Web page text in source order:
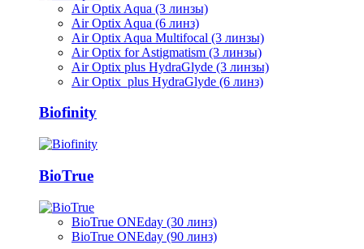
Air Optix Aqua (3 линзы)
Air Optix Aqua (6 линз)
Air Optix Aqua Multifocal (3 линзы)
Air Optix for Astigmatism (3 линзы)
Air Optix plus HydraGlyde (3 линзы)
Air Optix plus HydraGlyde (6 линз)
Biofinity
BioTrue
BioTrue ONEday (30 линз)
BioTrue ONEday (90 линз)